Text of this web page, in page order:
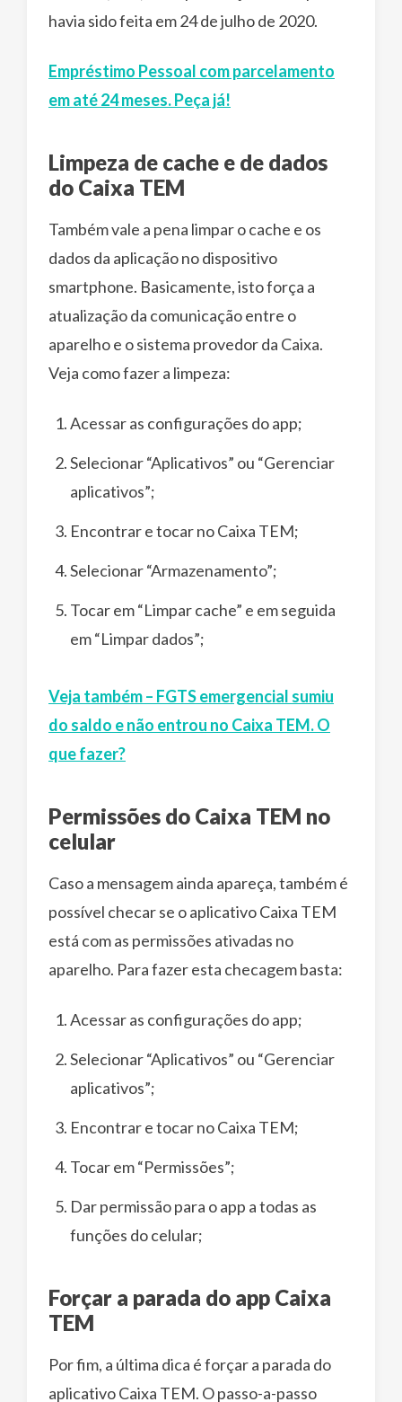
havia sido feita em 24 de julho de 2020.
Empréstimo Pessoal com parcelamento
em até 24 meses. Peça já!
Limpeza de cache e de dados
do Caixa TEM
Também vale a pena limpar o cache e os
dados da aplicação no dispositivo
smartphone. Basicamente, isto força a
atualização da comunicação entre o
aparelho e o sistema provedor da Caixa.
Veja como fazer a limpeza:
Acessar as configurações do app;
Selecionar “Aplicativos” ou “Gerenciar
aplicativos”;
Encontrar e tocar no Caixa TEM;
Selecionar “Armazenamento”;
Tocar em “Limpar cache” e em seguida
em “Limpar dados”;
Veja também – FGTS emergencial sumiu
do saldo e não entrou no Caixa TEM. O
que fazer?
Permissões do Caixa TEM no
celular
Caso a mensagem ainda apareça, também é
possível checar se o aplicativo Caixa TEM
está com as permissões ativadas no
aparelho. Para fazer esta checagem basta:
Acessar as configurações do app;
Selecionar “Aplicativos” ou “Gerenciar
aplicativos”;
Encontrar e tocar no Caixa TEM;
Tocar em “Permissões”;
Dar permissão para o app a todas as
funções do celular;
Forçar a parada do app Caixa
TEM
Por fim, a última dica é forçar a parada do
aplicativo Caixa TEM. O passo-a-passo